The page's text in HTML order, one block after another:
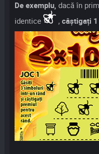
De exemplu, dacă în
identice
,câștigați